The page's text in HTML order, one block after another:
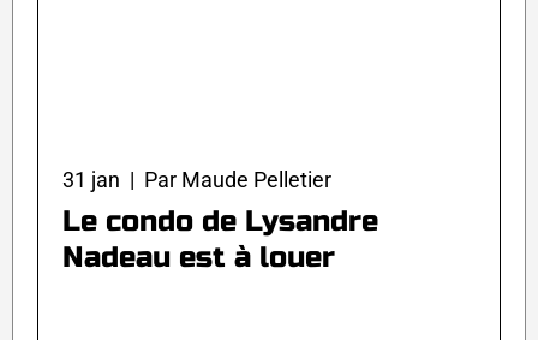
31 jan | Par Maude Pelletier
Le condo de Lysandre
Nadeau est à louer